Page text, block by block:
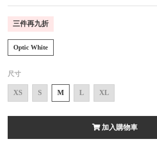
三件再九折
Optic White
尺寸
XS S M L XL
加入購物車